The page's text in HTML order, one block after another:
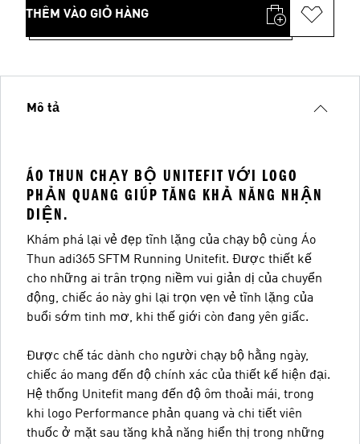
THÊM VÀO GIỎ HÀNG
Mô tả
ÁO THUN CHẠY BỘ UNITEFIT VỚI LOGO
PHẢN QUANG GIÚP TĂNG KHẢ NĂNG NHẬN
DIỆN.
Khám phá lại vẻ đẹp tĩnh lặng của chạy bộ cùng Áo
Thun adi365 SFTM Running Unitefit. Được thiết kế
cho những ai trân trọng niềm vui giản dị của chuyển
động, chiếc áo này ghi lại trọn vẹn vẻ tĩnh lặng của
buổi sớm tinh mơ, khi thế giới còn đang yên giấc.
Được chế tác dành cho người chạy bộ hằng ngày,
chiếc áo mang đến độ chính xác của thiết kế hiện đại.
Hệ thống Unitefit mang đến độ ôm thoải mái, trong
khi logo Performance phản quang và chi tiết viên
thuốc ở mặt sau tăng khả năng hiển thị trong những